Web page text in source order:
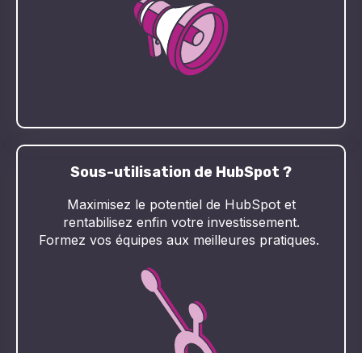
Sous-utilisation de HubSpot ?
Maximisez le potentiel de HubSpot et
rentabilisez enfin votre investissement.
Formez vos équipes aux meilleures pratiques.